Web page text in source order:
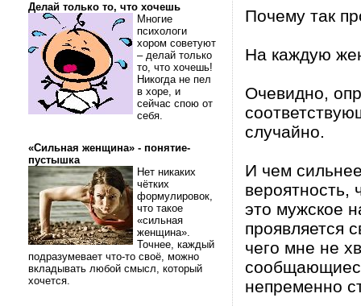
Делай только то, что хочешь
Многие
психологи
хором советуют
– делай только
то, что хочешь!
Никогда не пел
в хоре, и
сейчас спою от
себя.
«Сильная женщина» - понятие-
пустышка
Нет никаких
чётких
формулировок,
что такое
«сильная
женщина».
Точнее, каждый
подразумевает что-то своё, можно
вкладывать любой смысл, который
хочется.
Почему так
На каждую
Очевидно,
случайно.
И чем
вероятность,
это мужское
проявляется
чего мне не
непременно